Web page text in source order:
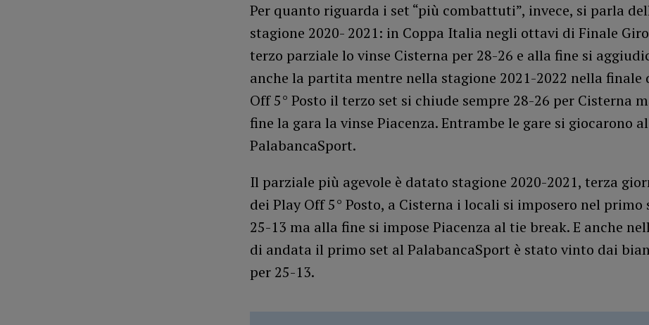
Per quanto riguarda i set “più combattuti”, invece, si parla
stagione 2020- 2021: in Coppa Italia negli ottavi di Finale
terzo parziale lo vinse Cisterna per 28-26 e alla fine si
anche la partita mentre nella stagione 2021-2022 nella finale
Off 5° Posto il terzo set si chiude sempre 28-26 per Cisterna
fine la gara la vinse Piacenza. Entrambe le gare si giocarono al
PalabancaSport.
Il parziale più agevole è datato stagione 2020-2021, terza
dei Play Off 5° Posto, a Cisterna i locali si imposero nel primo
25-13 ma alla fine si impose Piacenza al tie break. E anche
di andata il primo set al PalabancaSport è stato vinto dai
per 25-13.